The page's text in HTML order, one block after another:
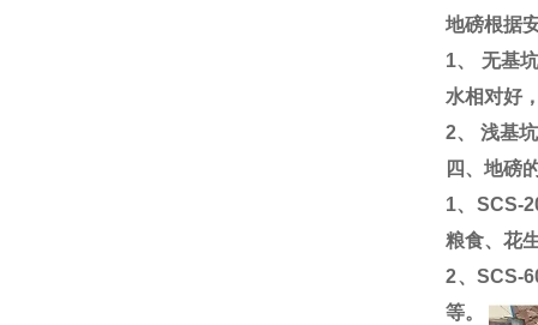
地磅根据
1、 无基
水相对好
2、 浅基
四、地磅
1、 SCS-
粮食、花
2、SCS-
等。